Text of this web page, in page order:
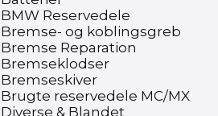
BMW Reservedele
Bremse- og koblingsgreb
Bremse Reparation
Bremseklodser
Bremseskiver
Brugte reservedele MC/MX
Diverse & Blandet